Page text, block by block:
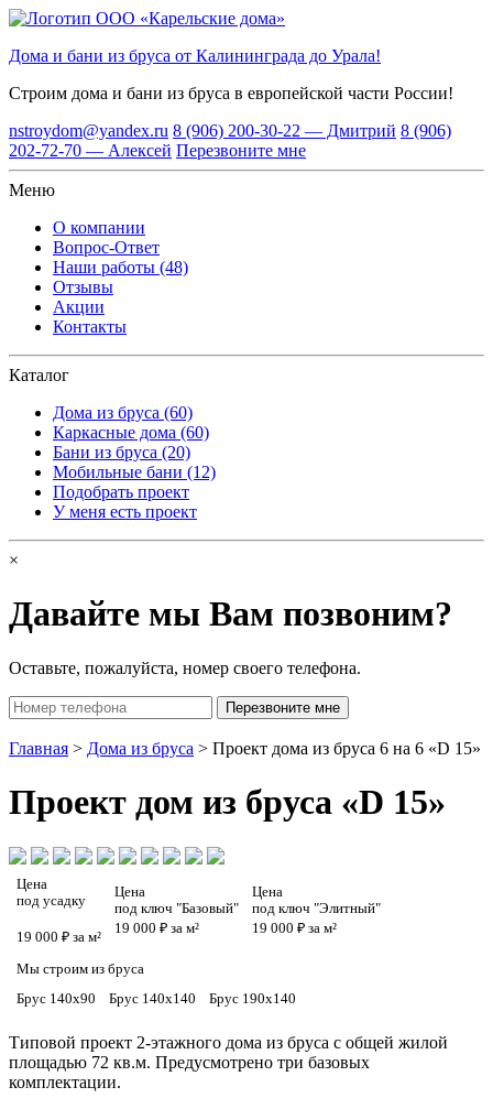
Дома и бани из бруса от Калининграда до Урала!
Строим дома и бани из бруса в европейской части России!
nstroydom@yandex.ru 8 (906) 200-30-22 — Дмитрий 8 (906)
202-72-70 — Алексей Перезвоните мне
Меню
О компании
Вопрос-Ответ
Наши работы (48)
Отзывы
Акции
Контакты
Каталог
Дома из бруса (60)
Каркасные дома (60)
Бани из бруса (20)
Мобильные бани (12)
Подобрать проект
У меня есть проект
×
Давайте мы Вам позвоним?
Оставьте, пожалуйста, номер своего телефона.
Главная > Дома из бруса > Проект дома из бруса 6 на 6 «D 15»
Проект дом из бруса «D 15»
Цена
под усадку
19 000 ₽ за м²
Цена
под ключ "Базовый"
19 000 ₽ за м²
Цена
под ключ "Элитный"
19 000 ₽ за м²
Мы строим из бруса
Брус 140х90
Брус 140х140 Брус 190х140
Типовой проект 2-этажного дома из бруса с общей жилой
площадью 72 кв.м. Предусмотрено три базовых
комплектации.